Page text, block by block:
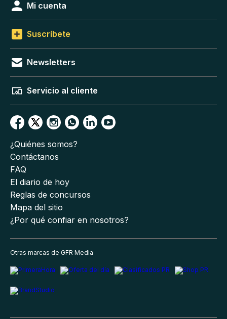
Mi cuenta
Suscríbete
Newsletters
Servicio al cliente
¿Quiénes somos?
Contáctanos
FAQ
El diario de hoy
Reglas de concursos
Mapa del sitio
¿Por qué confiar en nosotros?
Otras marcas de GFR Media